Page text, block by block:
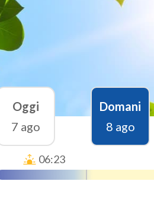
Oggi
7 ago
Domani
8 ago
06:23